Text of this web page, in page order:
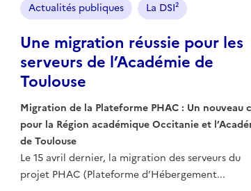
Une migration réussie pour les
serveurs de l’Académie de
Toulouse
Migration de la Plateforme PHAC : Un nouveau
pour la Région académique Occitanie et
de Toulouse
Le 15 avril dernier, la migration des serveurs du
projet PHAC (Plateforme d’Hébergement...
Actualités publiques La DSI²